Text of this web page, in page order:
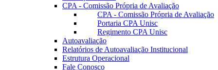
CPA - Comissão Própria de Avaliação
CPA - Comissão Própria de Avaliação
Portaria CPA Unisc
Regimento CPA Unisc
Autoavaliação
Relatórios de Autoavaliação Institucional
Estrutura Operacional
Fale Conosco